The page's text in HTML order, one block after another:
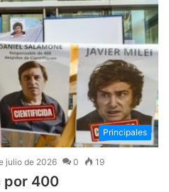
Principales
julio de 2026 0 19
por 400